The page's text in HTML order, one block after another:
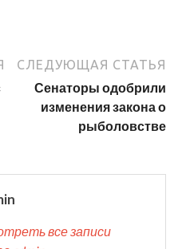
СЛЕДУЮЩАЯ СТАТЬЯ
Сенаторы одобрили
изменения закона о
рыболовстве
все записи